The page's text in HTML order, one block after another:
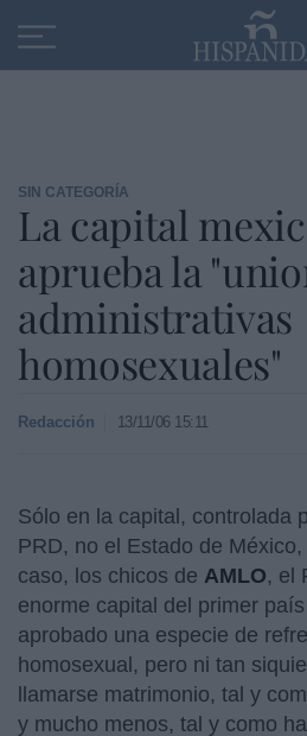
SIN CATEGORÍA
La capital
aprueba la
administrativas
homosexuales"
Redacción 13/11/06 15:11
Sólo en la capital, controlada
PRD, no el Estado de
caso, los chicos de AMLO, el
enorme capital del primer
aprobado una especie de
homosexual, pero ni tan
llamarse matrimonio, tal y
y mucho menos, tal y como